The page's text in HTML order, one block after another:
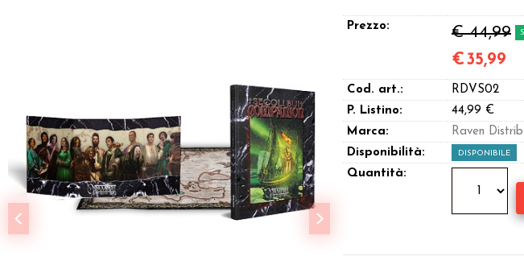
Prezzo: € 44,99
€35,99
Cod. art.:
RDVS02
P. Listino:
44,99 €
Marca:
Raven
Disponibilità:
DISPONIBILE
Quantità: